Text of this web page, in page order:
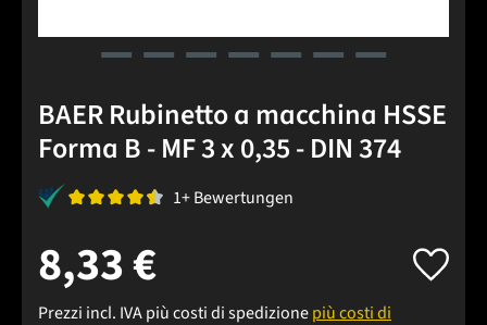
BAER Rubinetto a macchina HSSE
Forma B - MF 3 x 0,35 - DIN 374
1+ Bewertungen
8,33 €
Prezzi incl. IVA più costi di spedizionepiù costi di